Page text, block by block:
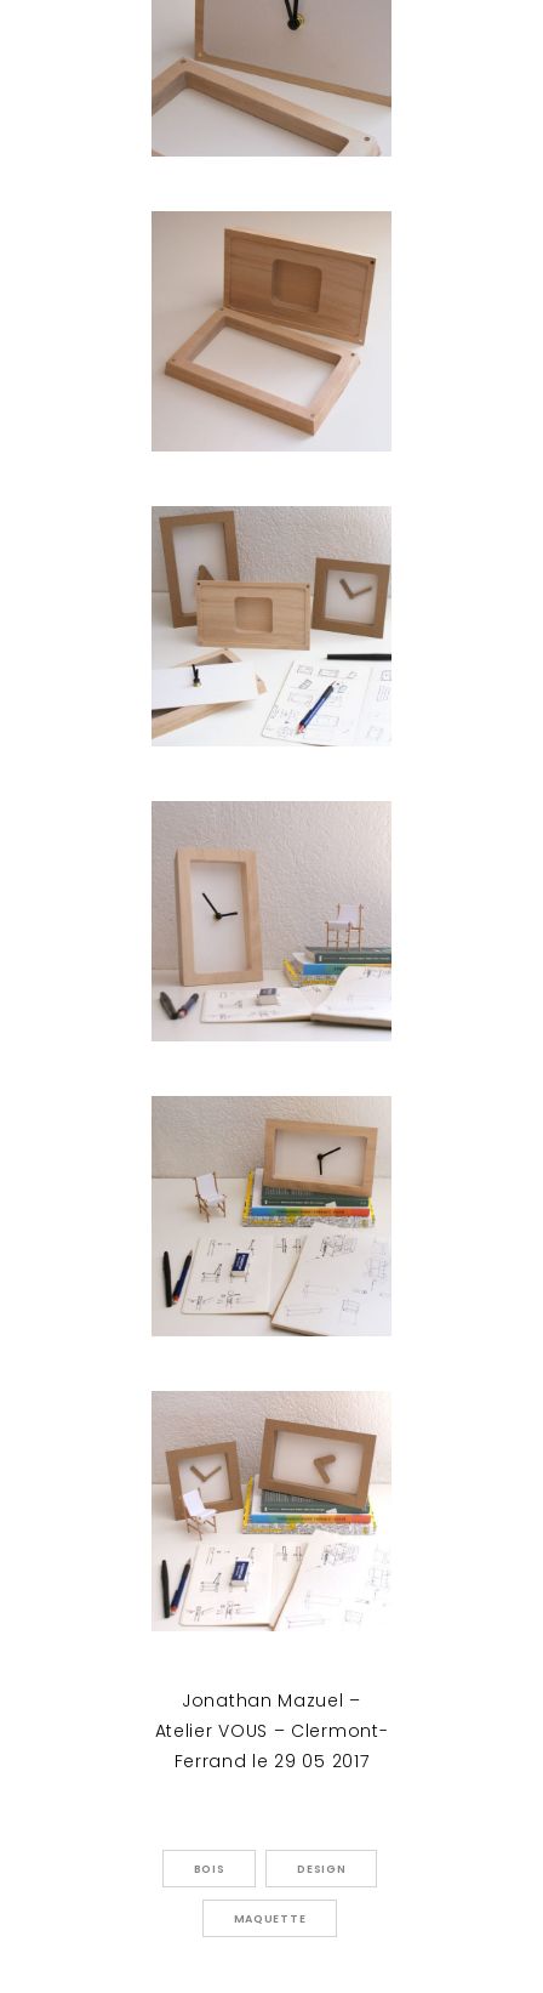
Jonathan Mazuel –
Atelier VOUS – Clermont-
Ferrand le 29 05 2017
BOIS DESIGN
MAQUETTE